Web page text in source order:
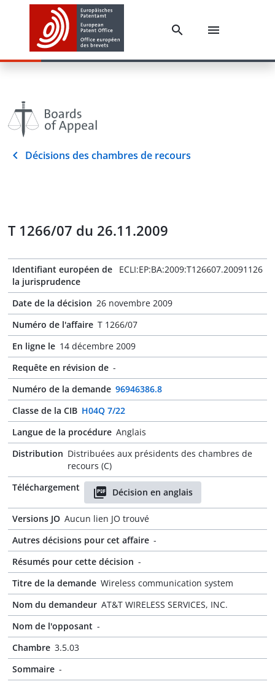
Décisions des chambres de recours
T 1266/07 du 26.11.2009
Identifiant européen de
la jurisprudence
ECLI:EP:BA:2009:T126607.20091126
Date de la décision 26 novembre 2009
Numéro de l'affaire T 1266/07
En ligne le 14 décembre 2009
Requête en révision de -
Numéro de la demande 96946386.8
Classe de la CIB H04Q 7/22
Langue de la procédure Anglais
Distribution Distribuées aux présidents des chambres de
recours (C)
Téléchargement
Décision en anglais
Versions JO Aucun lien JO trouvé
Autres décisions pour cet affaire -
Résumés pour cette décision -
Titre de la demande Wireless communication system
Nom du demandeur AT&T WIRELESS SERVICES, INC.
Nom de l'opposant -
Chambre 3.5.03
Sommaire -